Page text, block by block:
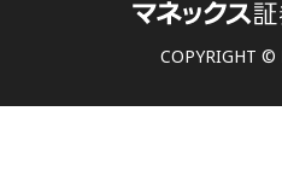
COPYRIGHT ©